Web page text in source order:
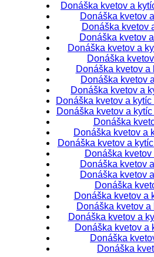
Donáška kvetov a
Donáška kvetov
Donáška kvetov
Donáška kvetov
Donáška kvetov a
Donáška
Donáška kvetov a
Donáška kvetov
Donáška kvetov a
Donáška kvetov a
Donáška kvetov a
Donáška
Donáška kvetov a
Donáška kvetov a
Donáška
Donáška kvetov
Donáška kvetov
Donáška
Donáška kvetov a
Donáška kvetov
Donáška kvetov a
Donáška kvetov a
Donáška
Donáška